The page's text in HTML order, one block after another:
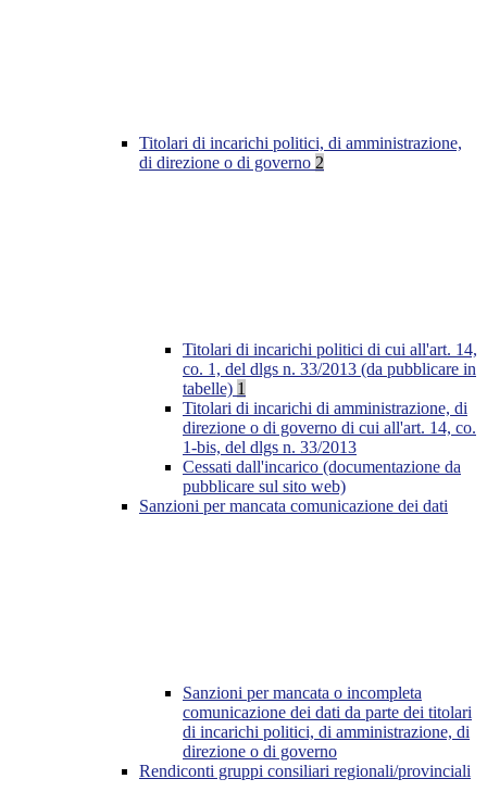
Titolari di incarichi politici, di amministrazione,
di direzione o di governo 2
Titolari di incarichi politici di cui all'art. 14,
co. 1, del dlgs n. 33/2013 (da pubblicare in
tabelle) 1
Titolari di incarichi di amministrazione, di
direzione o di governo di cui all'art. 14, co.
1-bis, del dlgs n. 33/2013
Cessati dall'incarico (documentazione da
pubblicare sul sito web)
Sanzioni per mancata comunicazione dei dati
Sanzioni per mancata o incompleta
comunicazione dei dati da parte dei titolari
di incarichi politici, di amministrazione, di
direzione o di governo
Rendiconti gruppi consiliari regionali/provinciali